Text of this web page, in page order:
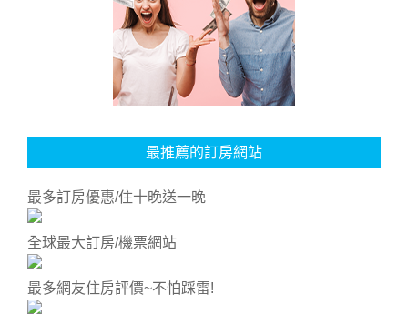
最推薦的訂房網站
最多訂房優惠/住十晚送一晚
全球最大訂房/機票網站
最多網友住房評價~不怕踩雷!